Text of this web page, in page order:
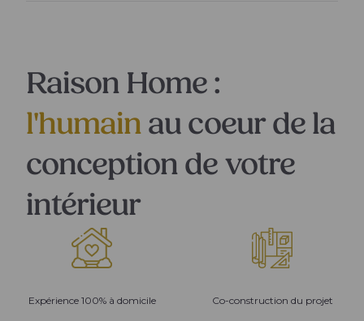
Raison Home :
l'humain au coeur de la
conception de votre
intérieur
Expérience 100% à domicile Co-construction du projet